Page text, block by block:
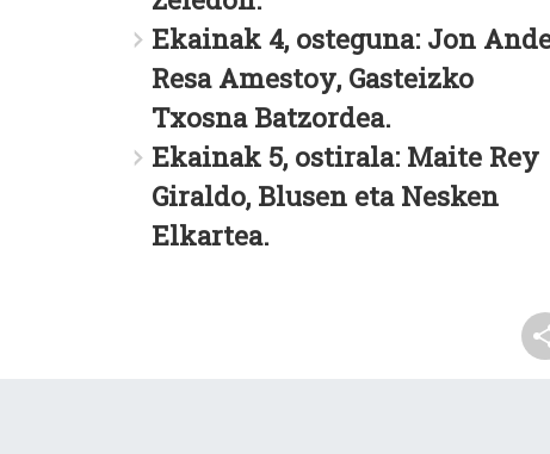
Ekainak 4, osteguna: Jon
Resa Amestoy, Gasteizko
Txosna Batzordea.
Ekainak 5, ostirala: Maite Rey
Giraldo, Blusen eta Nesken
Elkartea.